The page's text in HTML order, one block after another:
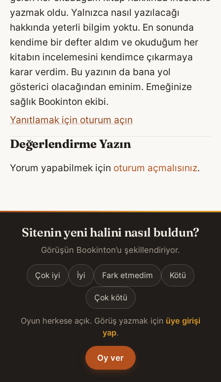
yazmak oldu. Yalnızca nasıl yazılacağı
hakkında yeterli bilgim yoktu. En sonunda
kendime bir defter aldım ve okuduğum her
kitabın incelemesini kendimce çıkarmaya
karar verdim. Bu yazının da bana yol
gösterici olacağından eminim. Emeğinize
sağlık Bookinton ekibi.
Yanıtlamak için oturum açın
Değerlendirme Yazın
Yorum yapabilmek için oturum açmalısınız.
Sitenin yeni halini nasıl buldun?
Görüşün Bookinton’u şekillendiriyor.
Çok iyi İyi Fark etmedim Kötü
Çok kötü
Oyun herkese açık. Görüş yazmak için üye girişi
yap.
Oy ver